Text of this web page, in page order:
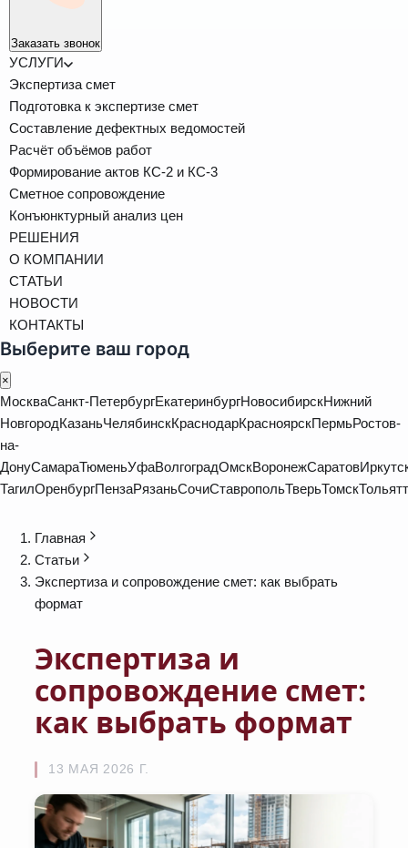
Заказать звонок
УСЛУГИ
Экспертиза смет
Подготовка к экспертизе смет
Составление дефектных ведомостей
Расчёт объёмов работ
Формирование актов КС-2 и КС-3
Сметное сопровождение
Конъюнктурный анализ цен
РЕШЕНИЯ
О КОМПАНИИ
СТАТЬИ
НОВОСТИ
КОНТАКТЫ
Выберите ваш город
×
МоскваСанкт-ПетербургЕкатеринбургНовосибирскНижний
НовгородКазаньЧелябинскКраснодарКрасноярскПермьРостов-
на-
ДонуСамараТюменьУфаВолгоградОмскВоронежСаратов
ТагилОренбургПензаРязаньСочиСтавропольТверьТомск
Главная
Статьи
Экспертиза и сопровождение смет: как выбрать
формат
Экспертиза и
сопровождение смет:
как выбрать формат
13 МАЯ 2026 Г.